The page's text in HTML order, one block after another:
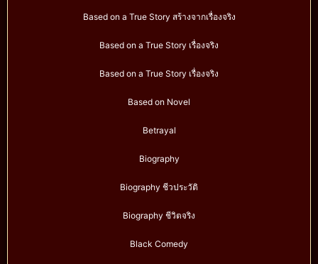
Based on a True Story สร้างจากเรื่องจริง
Based on a True Story เรื่องจริง
Based on a True Story เรื่องจริง
Based on Novel
Betrayal
Biography
Biography ชีวประวัติ
Biography ชีวิตจริง
Black Comedy